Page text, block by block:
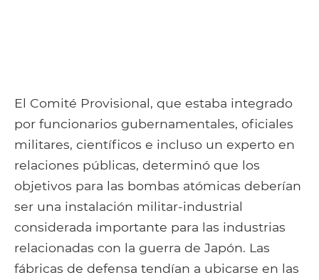
El Comité Provisional, que estaba integrado
por funcionarios gubernamentales, oficiales
militares, científicos e incluso un experto en
relaciones públicas, determinó que los
objetivos para las bombas atómicas deberían
ser una instalación militar-industrial
considerada importante para las industrias
relacionadas con la guerra de Japón. Las
fábricas de defensa tendían a ubicarse en las